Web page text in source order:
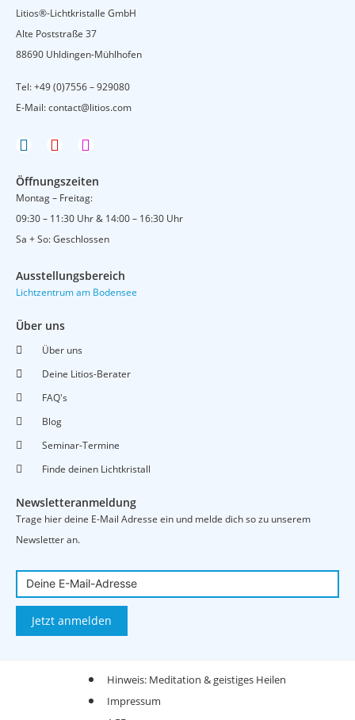
Litios®-Lichtkristalle GmbH
Alte Poststraße 37
88690 Uhldingen-Mühlhofen
Tel:+49 (0)7556 – 929080
E-Mail:contact@litios.com
F
c
e
b
o
o
Y
u
t
u
b
e
I
s
t
a
g
r
m
Öffnungszeiten
Montag – Freitag:
09:30 – 11:30 Uhr & 14:00 – 16:30 Uhr
Sa + So: Geschlossen
Ausstellungsbereich
Lichtzentrum am Bodensee
Über uns
Über uns
Deine Litios-Berater
FAQ's
Blog
Seminar-Termine
Finde deinen Lichtkristall
Newsletteranmeldung
Trage hier deine E-Mail Adresse ein und melde dich so zu unserem
Newsletter an.
Jetzt anmelden
Hinweis: Meditation & geistiges Heilen
Impressum